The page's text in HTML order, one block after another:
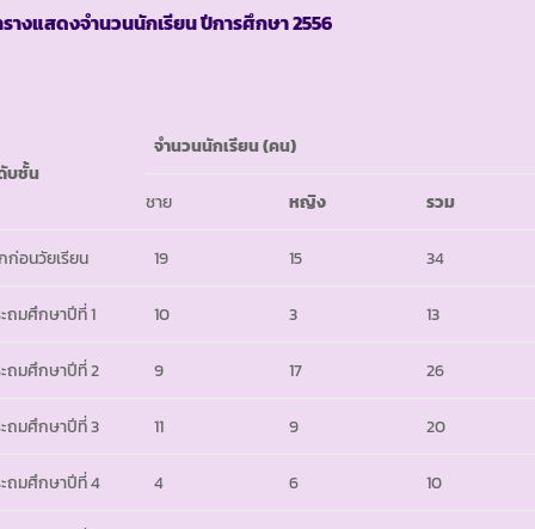
างแสดงจำนวนนักเรียน ปีการศึกษา2556
บชั้น
จำนวนนักเรียน(คน)
ชาย หญิง รวม
ก่อนวัยเรียน 19 15 34
ถมศึกษาปีที่ 1 10 3 13
ถมศึกษาปีที่ 2 9 17 26
ถมศึกษาปีที่ 3 11 9 20
ถมศึกษาปีที่ 4 4 6 10